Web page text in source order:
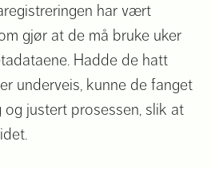
har vært
gjør at de må bruke uker
Hadde de hatt
underveis, kunne de fanget
justert prosessen, slik at